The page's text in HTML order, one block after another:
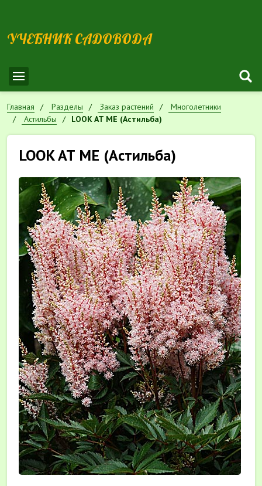
УЧЕБНИК САДОВОДА
Главная Разделы Заказ растений
Многолетники
Астильбы
LOOK AT ME (Астильба)
LOOK AT ME (Астильба)